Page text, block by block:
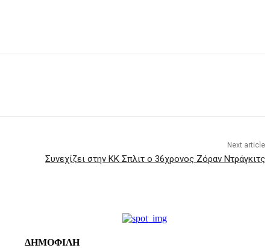
Next article
Συνεχίζει στην ΚΚ Σπλιτ ο 36χρονος Ζόραν Ντράγκιτς
ΔΗΜΟΦΙΛΗ